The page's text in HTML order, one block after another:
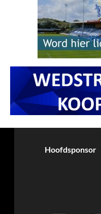
Hoofdsponsor